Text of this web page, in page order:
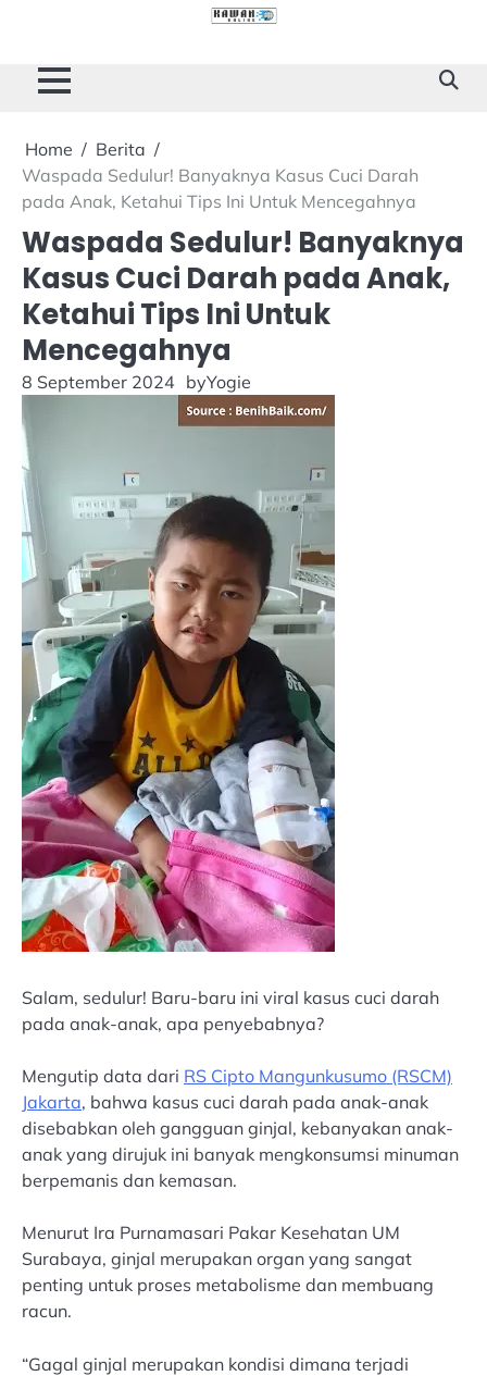
content
Home
Berita
Waspada Sedulur! Banyaknya Kasus Cuci Darah
pada Anak, Ketahui Tips Ini Untuk Mencegahnya
Waspada Sedulur! Banyaknya
Kasus Cuci Darah pada Anak,
Ketahui Tips Ini Untuk
Mencegahnya
8 September 2024 byYogie
Salam, sedulur! Baru-baru ini viral kasus cuci darah
pada anak-anak, apa penyebabnya?
Mengutip data dari RS Cipto Mangunkusumo (RSCM)
Jakarta, bahwa kasus cuci darah pada anak-anak
disebabkan oleh gangguan ginjal, kebanyakan anak-
anak yang dirujuk ini banyak mengkonsumsi minuman
berpemanis dan kemasan.
Menurut Ira Purnamasari Pakar Kesehatan UM
Surabaya, ginjal merupakan organ yang sangat
penting untuk proses metabolisme dan membuang
racun.
“Gagal ginjal merupakan kondisi dimana terjadi